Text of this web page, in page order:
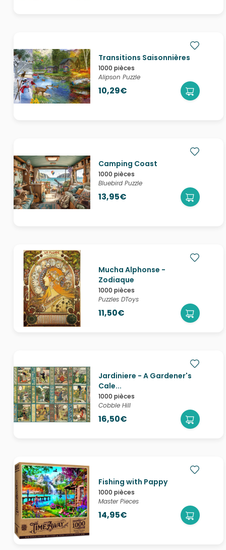
Transitions Saisonnières
1000 pièces
Alipson Puzzle
10,29€
Camping Coast
1000 pièces
Bluebird Puzzle
13,95€
Mucha Alphonse -
Zodiaque
1000 pièces
Puzzles DToys
11,50€
Jardiniere - A Gardener's
Cale...
1000 pièces
Cobble Hill
16,50€
Fishing with Pappy
1000 pièces
Master Pieces
14,95€